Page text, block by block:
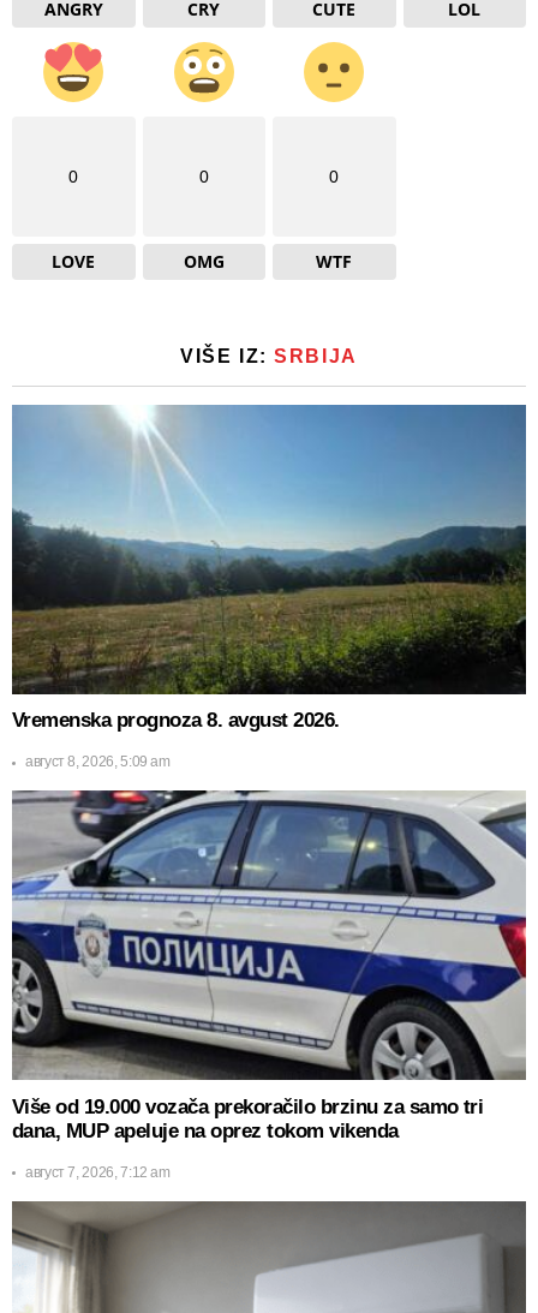
ANGRY CRY CUTE LOL
0
LOVE
0
OMG
0
WTF
VIŠE IZ:SRBIJA
Vremenska prognoza 8. avgust 2026.
август 8, 2026, 5:09 am
Više od 19.000 vozača prekoračilo brzinu za samo tri
dana, MUP apeluje na oprez tokom vikenda
август 7, 2026, 7:12 am